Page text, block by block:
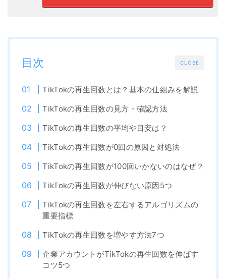
CLOSE
目次
TikTokの再生回数とは？基本の仕組みを解説
TikTokの再生回数の見方・確認方法
TikTokの再生回数の平均や目安は？
TikTokの再生回数が0回の原因と対処法
TikTokの再生回数が100回いかないのはなぜ？
TikTokの再生回数が伸びない原因5つ
TikTokの再生回数を左右するアルゴリズムの
重要指標
TikTokの再生回数を増やす方法7つ
企業アカウントがTikTokの再生回数を伸ばす
コツ5つ